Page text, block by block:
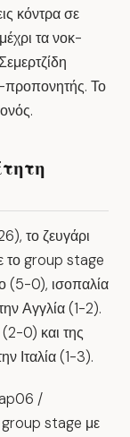
κόντρα σε
τα νοκ-
προπονητής. Το
το ζευγάρι
το group stage
(5-0), ισοπαλία
Αγγλία (1-2).
(2-0) και της
Ιταλία (1-3).
/
group stage με